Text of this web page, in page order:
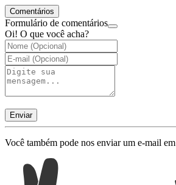
Comentários
Formulário de comentários
Oi! O que você acha?
Enviar
Você também pode nos enviar um e-mail em